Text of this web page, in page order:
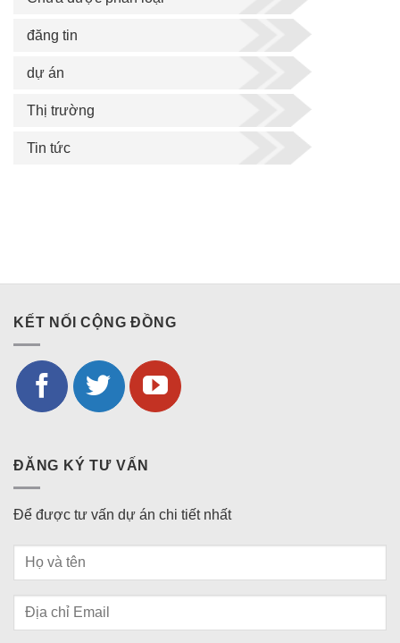
đăng tin
dự án
Thị trường
Tin tức
KẾT NỐI CỘNG ĐỒNG
ĐĂNG KÝ TƯ VẤN
Để được tư vấn dự án chi tiết nhất